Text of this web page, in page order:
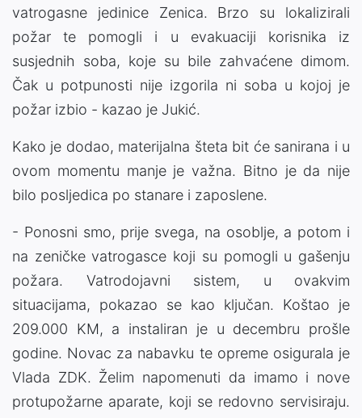
vatrogasne jedinice Zenica. Brzo su lokalizirali
požar te pomogli i u evakuaciji korisnika iz
susjednih soba, koje su bile zahvaćene dimom.
Čak u potpunosti nije izgorila ni soba u kojoj je
požar izbio - kazao je Jukić.
Kako je dodao, materijalna šteta bit će sanirana i u
ovom momentu manje je važna. Bitno je da nije
bilo posljedica po stanare i zaposlene.
- Ponosni smo, prije svega, na osoblje, a potom i
na zeničke vatrogasce koji su pomogli u gašenju
požara. Vatrodojavni sistem, u ovakvim
situacijama, pokazao se kao ključan. Koštao je
209.000 KM, a instaliran je u decembru prošle
godine. Novac za nabavku te opreme osigurala je
Vlada ZDK. Želim napomenuti da imamo i nove
protupožarne aparate, koji se redovno servisiraju.